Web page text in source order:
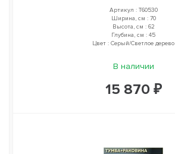
Артикул : T60530
Ширина, см : 70
Высота, см : 62
Глубина, см : 45
Цвет : Серый/Светлое дерево
В наличии
15 870 ₽